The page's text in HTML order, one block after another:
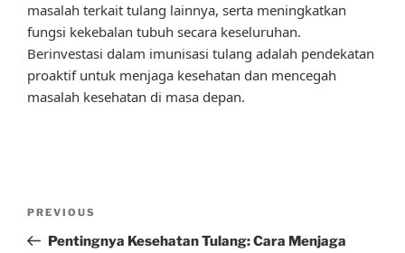
masalah terkait tulang lainnya, serta meningkatkan
fungsi kekebalan tubuh secara keseluruhan.
Berinvestasi dalam imunisasi tulang adalah pendekatan
proaktif untuk menjaga kesehatan dan mencegah
masalah kesehatan di masa depan.
Previous
Post
PREVIOUS
Pentingnya Kesehatan Tulang: Cara Menjaga